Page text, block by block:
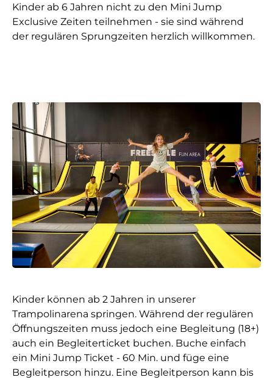
Kinder ab 6 Jahren nicht zu den Mini Jump
Exclusive Zeiten teilnehmen - sie sind während
der regulären Sprungzeiten herzlich willkommen.
Kinder können ab 2 Jahren in unserer
Trampolinarena springen. Während der regulären
Öffnungszeiten muss jedoch eine Begleitung (18+)
auch ein Begleiterticket buchen. Buche einfach
ein Mini Jump Ticket - 60 Min. und füge eine
Begleitperson hinzu. Eine Begleitperson kann bis